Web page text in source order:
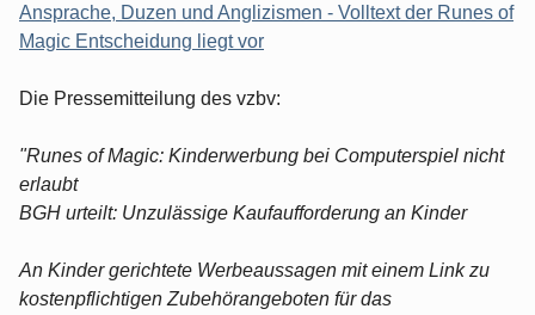
Ansprache, Duzen und Anglizismen - Volltext der Runes of
Magic Entscheidung liegt vor
Die Pressemitteilung des vzbv:
"Runes of Magic: Kinderwerbung bei Computerspiel nicht
erlaubt
BGH urteilt: Unzulässige Kaufaufforderung an Kinder
An Kinder gerichtete Werbeaussagen mit einem Link zu
kostenpflichtigen Zubehörangeboten für das